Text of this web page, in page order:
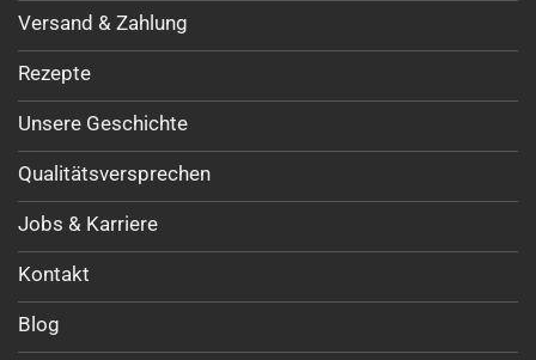
Versand & Zahlung
Rezepte
Unsere Geschichte
Qualitätsversprechen
Jobs & Karriere
Kontakt
Blog